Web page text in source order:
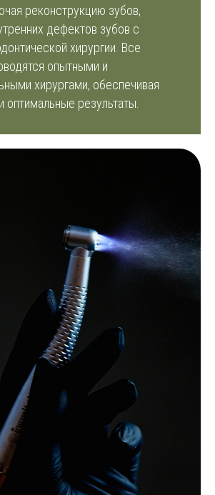
реконструкцию зубов,
дефектов зубов с
хирургии. Все
опытными и
хирургами, обеспечивая
оптимальные результаты.